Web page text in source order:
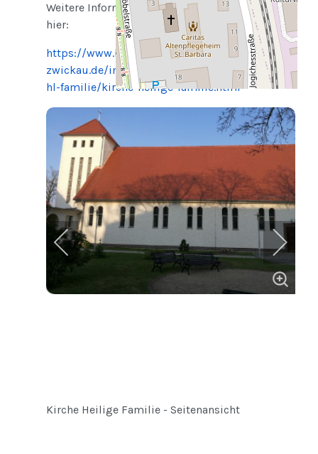
−
© OpenStreetMap
Weitere Informationen zur Kirche finden Sie
hier:
https://www.heilige-familie-
zwickau.de/index.php/ortsgemeinden/zwickau-
hl-familie/kirche-heilige-familie.html
Kirche Heilige Familie - Seitenansicht